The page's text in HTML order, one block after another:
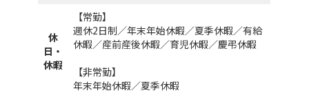
休
日・
休暇
【常勤】
週休2日制／年末年始休暇／夏季休暇／有給
休暇／産前産後休暇／育児休暇／慶弔休暇
【非常勤】
年末年始休暇／夏季休暇